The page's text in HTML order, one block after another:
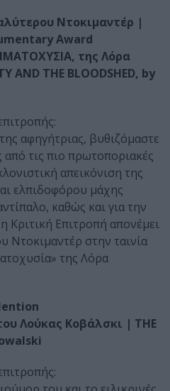
Ντοκιμαντέρ |
Award
της Λόρα
AND THE BLOODSHED, by
αφηγήτριας, βυθιζόμαστε
τις πιο πρωτοποριακές
απεικόνιση της
ελπιδοφόρου μάχης
καθώς και για την
Κριτική Επιτροπή απονέμει
Ντοκιμαντέρ στην ταινία
της Λόρα
Λούκας Κοβάλσκι | THE